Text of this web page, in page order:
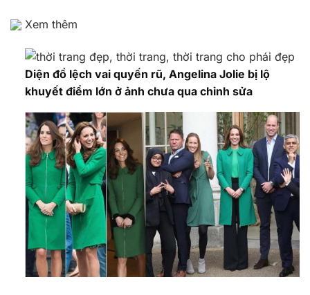
Xem thêm
Diện đồ lệch vai quyến rũ, Angelina Jolie bị lộ
khuyết điểm lớn ở ảnh chưa qua chỉnh sửa